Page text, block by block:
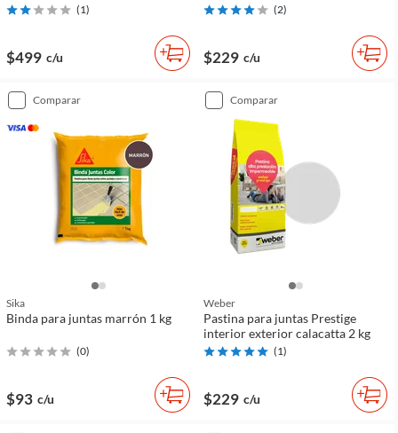
(1)
$499 c/u
(2)
$229 c/u
comparar
Sika
Binda para juntas marrón 1 kg
(0)
$93 c/u
comparar
Weber
Pastina para juntas Prestige
interior exterior calacatta 2 kg
(1)
$229 c/u